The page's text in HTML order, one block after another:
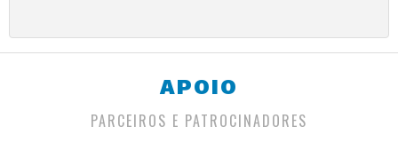
APOIO
PARCEIROS E PATROCINADORES